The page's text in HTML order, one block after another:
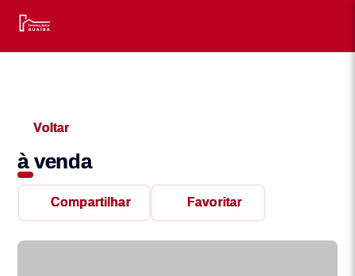
Voltar
à venda
Compartilhar Favoritar